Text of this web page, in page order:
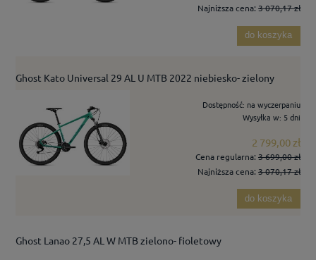
Najniższa cena: 3 070,17 zł
do koszyka
Ghost Kato Universal 29 AL U MTB 2022 niebiesko- zielony
Dostępność: na wyczerpaniu
Wysyłka w: 5 dni
2 799,00 zł
Cena regularna: 3 699,00 zł
Najniższa cena: 3 070,17 zł
do koszyka
Ghost Lanao 27,5 AL W MTB zielono- fioletowy